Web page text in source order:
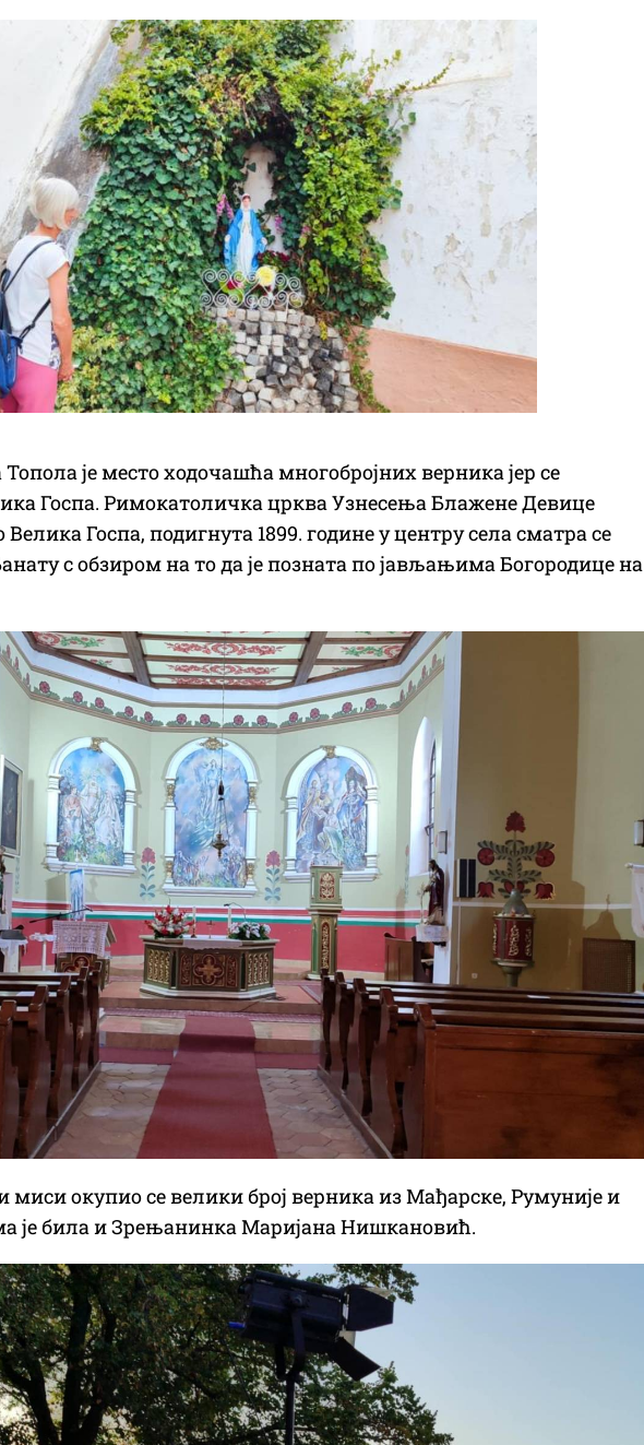
је место ходочашћа многобројних верника јер се
Госпа. Римокатоличка црква Узнесења Блажене Девице
Госпа, подигнута 1899. године у центру села сматра се
с обзиром на то да је позната по јављањима Богородице на
окупио се велики број верника из Мађарске, Румуније и
је била и Зрењанинка Маријана Нишкановић.